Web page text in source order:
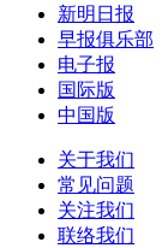
新明日报
早报俱乐部
电子报
国际版
中国版
关于我们
常见问题
关注我们
联络我们